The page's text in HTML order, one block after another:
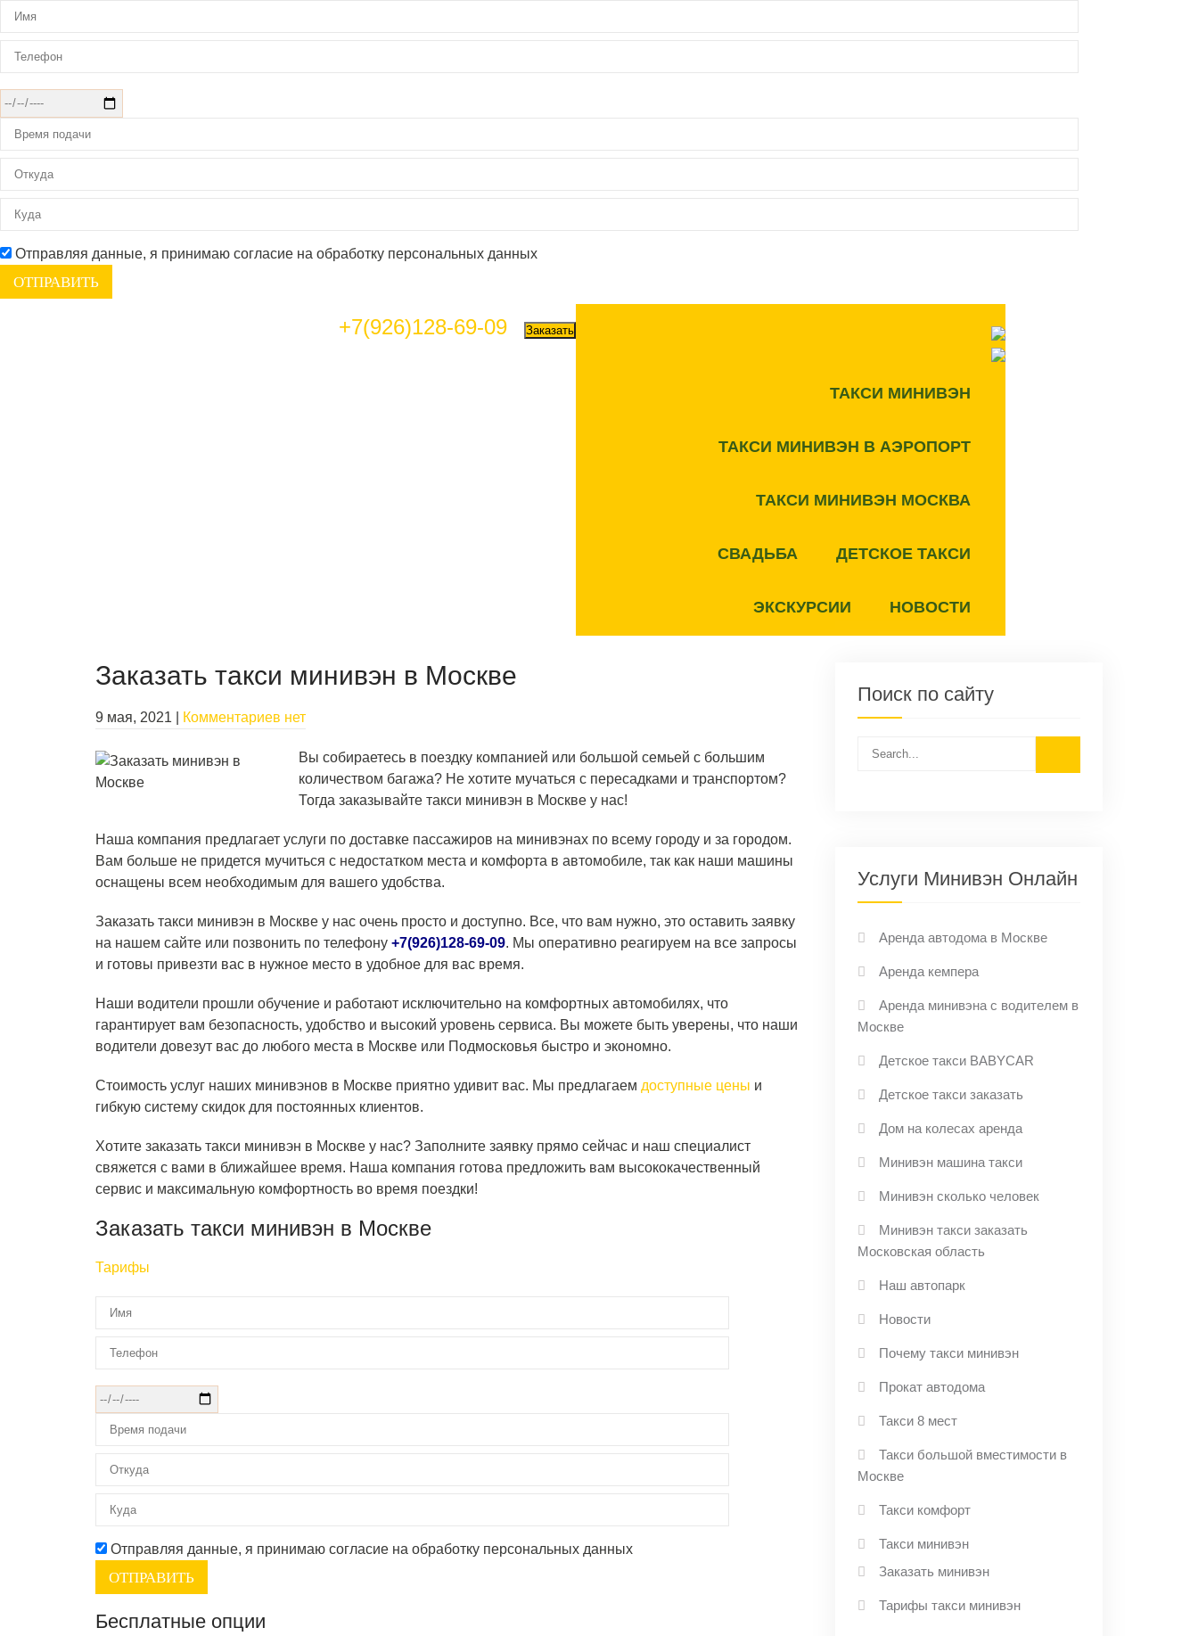
Отправляя данные, я принимаю согласие на обработку персональных данных
+7(926)128-69-09 Заказать
ТАКСИ МИНИВЭН
ТАКСИ МИНИВЭН В АЭРОПОРТ
ТАКСИ МИНИВЭН МОСКВА
СВАДЬБА ДЕТСКОЕ ТАКСИ
ЭКСКУРСИИ НОВОСТИ
Заказать такси минивэн в Москве
9 мая, 2021 Комментариев нет
Вы собираетесь в поездку компанией или большой семьей с большим
количеством багажа? Не хотите мучаться с пересадками и транспортом?
Тогда заказывайте такси минивэн в Москве у нас!
Наша компания предлагает услуги по доставке пассажиров на минивэнах по всему городу и за городом.
Вам больше не придется мучиться с недостатком места и комфорта в автомобиле, так как наши машины
оснащены всем необходимым для вашего удобства.
Заказать такси минивэн в Москве у нас очень просто и доступно. Все, что вам нужно, это оставить заявку
на нашем сайте или позвонить по телефону +7(926)128-69-09. Мы оперативно реагируем на все запросы
и готовы привезти вас в нужное место в удобное для вас время.
Наши водители прошли обучение и работают исключительно на комфортных автомобилях, что
гарантирует вам безопасность, удобство и высокий уровень сервиса. Вы можете быть уверены, что наши
водители довезут вас до любого места в Москве или Подмосковья быстро и экономно.
Стоимость услуг наших минивэнов в Москве приятно удивит вас. Мы предлагаем доступные цены и
гибкую систему скидок для постоянных клиентов.
Хотите заказать такси минивэн в Москве у нас? Заполните заявку прямо сейчас и наш специалист
свяжется с вами в ближайшее время. Наша компания готова предложить вам высококачественный
сервис и максимальную комфортность во время поездки!
Заказать такси минивэн в Москве
Тарифы
Отправляя данные, я принимаю согласие на обработку персональных данных
Бесплатные опции
Поиск по сайту
Услуги Минивэн Онлайн
Аренда автодома в Москве
Аренда кемпера
Аренда минивэна с водителем в
Москве
Детское такси BABYCAR
Детское такси заказать
Дом на колесах аренда
Минивэн машина такси
Минивэн сколько человек
Минивэн такси заказать
Московская область
Наш автопарк
Новости
Почему такси минивэн
Прокат автодома
Такси 8 мест
Такси большой вместимости в
Москве
Такси комфорт
Такси минивэн
Заказать минивэн
Тарифы такси минивэн